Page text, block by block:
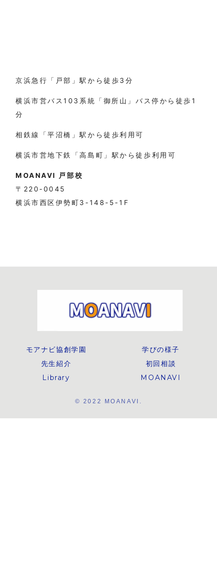
京浜急行「戸部」駅から徒歩3分
横浜市営バス103系統「御所山」バス停から徒歩1
分
相鉄線「平沼橋」駅から徒歩利用可
横浜市営地下鉄「高島町」駅から徒歩利用可
MOANAVI 戸部校
〒220-0045
横浜市西区伊勢町3-148-5-1F
モアナビ協創学園
学びの様子
先生紹介
初回相談
Library
MOANAVI
© 2022 MOANAVI.